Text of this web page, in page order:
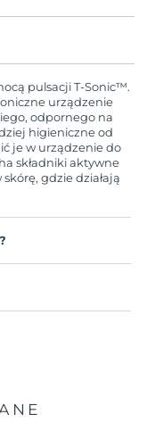
w ciągu 2 lat
produkt.
pulsacji T-Sonic™.
urządzenie
odpornego na
higieniczne od
je w urządzenie do
składniki aktywne
gdzie działają
makijażu.
nieczystości,
usuwają